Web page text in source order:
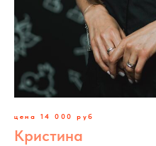
цена 14 000 руб
Кристина